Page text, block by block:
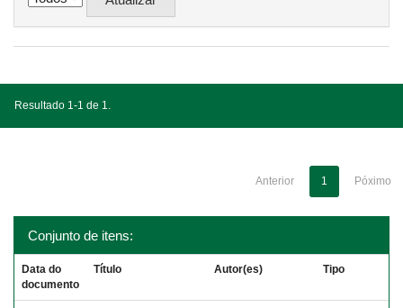
Resultado 1-1 de 1.
Anterior 1 Póximo
Conjunto de itens:
Data do
documento
Título Autor(es) Tipo